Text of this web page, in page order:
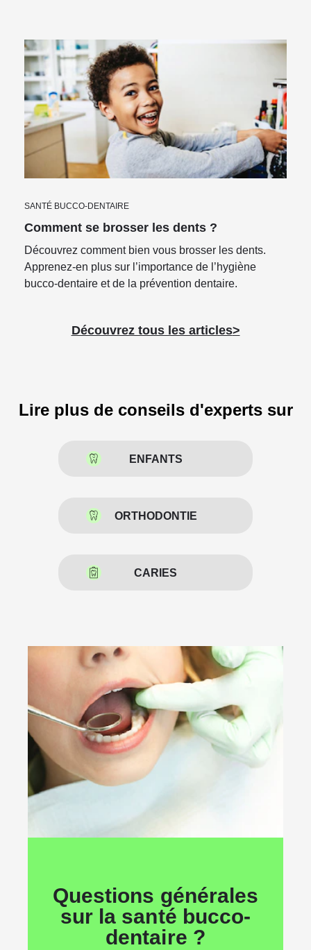
SANTÉ BUCCO-DENTAIRE
Comment se brosser les dents ?
Découvrez comment bien vous brosser les dents.
Apprenez-en plus sur l’importance de l’hygiène
bucco-dentaire et de la prévention dentaire.
Découvrez tous les articles
Lire plus de conseils d'experts sur
ENFANTS
ORTHODONTIE
CARIES
Questions générales
sur la santé bucco-
dentaire ?